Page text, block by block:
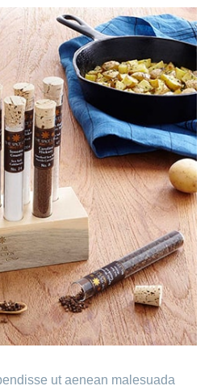
ut aenean malesuada